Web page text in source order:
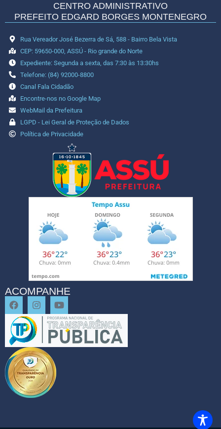
CENTRO ADMINISTRATIVO
PREFEITO EDGARD BORGES MONTENEGRO
Rua Vereador José Bezerra de Sá, 588 - Bairro Bela Vista
CEP: 59650-000, ASSÚ - Rio grande do Norte
Expediente: Segunda a sexta, das 7:30 às 13:30hs
Telefone: (84) 92000-8800
Canal Fala Cidadão
Encontre-nos no Google Map
WebMail da Prefeitura
LGPD - Lei Geral de Proteção de Dados
Política de Privacidade
ACOMPANHE